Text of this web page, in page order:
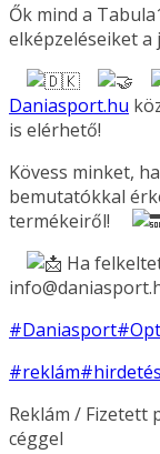
Ők mind a
elképzeléseiket a
Daniasport.hu
is elérhető!
Kövess minket,
bemutatókkal
termékeiről!
Ha
#Daniasport
#reklám#hirdetés
Reklám / Fizetett
céggel